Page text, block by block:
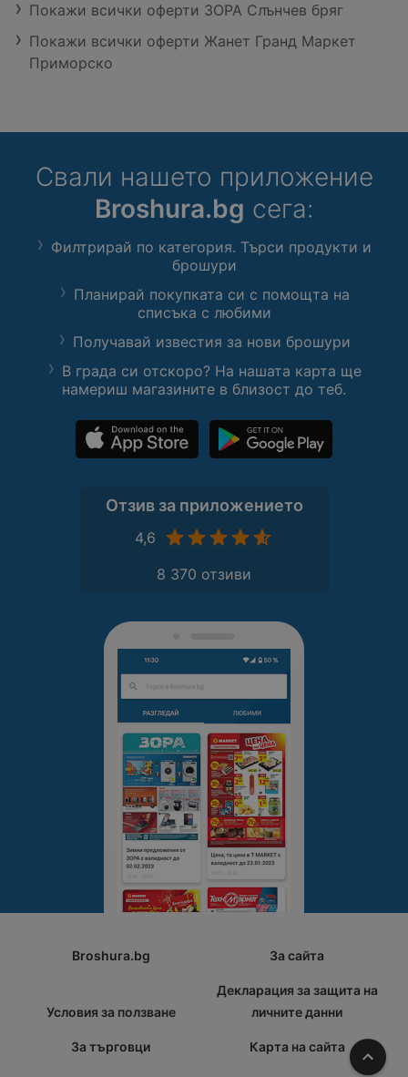
Покажи всички оферти ЗОРА Слънчев бряг
Покажи всички оферти Жанет Гранд Маркет
Приморско
Свали нашето приложение
Broshura.bg сега:
Филтрирай по категория. Търси продукти и
брошури
Планирай покупката си с помощта на
списъка с любими
Получавай известия за нови брошури
В града си отскоро? На нашата карта ще
намериш магазините в близост до теб.
Отзив за приложението
4,6
8 370 отзиви
Broshura.bg За сайта
Условия за ползване
Декларация за защита на
личните данни
За търговци Карта на сайта